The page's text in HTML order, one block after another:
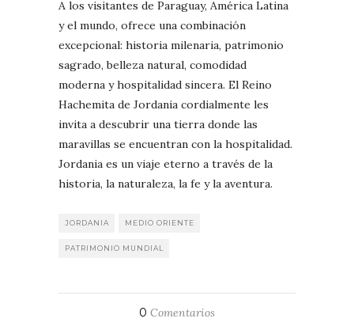
A los visitantes de Paraguay, América Latina
y el mundo, ofrece una combinación
excepcional: historia milenaria, patrimonio
sagrado, belleza natural, comodidad
moderna y hospitalidad sincera. El Reino
Hachemita de Jordania cordialmente les
invita a descubrir una tierra donde las
maravillas se encuentran con la hospitalidad.
Jordania es un viaje eterno a través de la
historia, la naturaleza, la fe y la aventura.
JORDANIA MEDIO ORIENTE
PATRIMONIO MUNDIAL
0 Comentarios